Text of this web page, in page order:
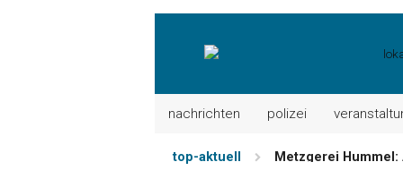
nachrichten polizei
top-aktuell Mayerhof